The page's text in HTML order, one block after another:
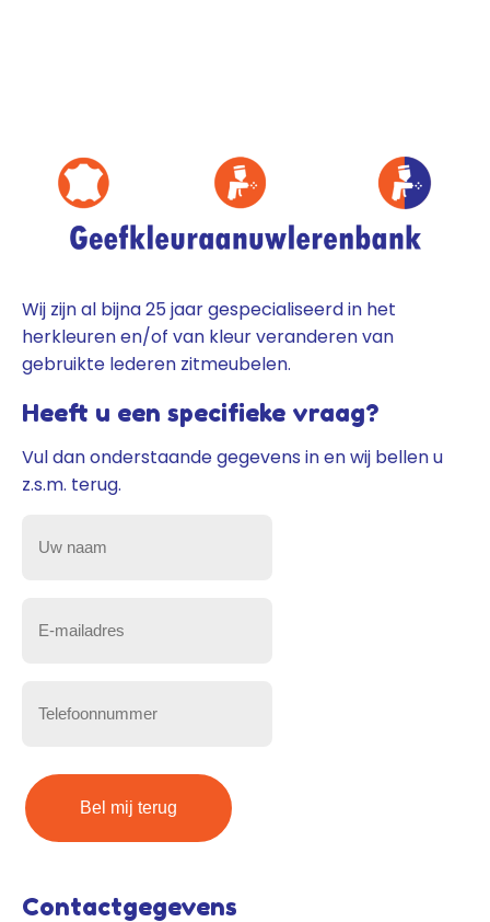
Wij zijn al bijna 25 jaar gespecialiseerd in het
herkleuren en/of van kleur veranderen van
gebruikte lederen zitmeubelen.
Heeft u een specifieke vraag?
Vul dan onderstaande gegevens in en wij bellen u
z.s.m. terug.
Uw
Telefoonnummer
Contactgegevens